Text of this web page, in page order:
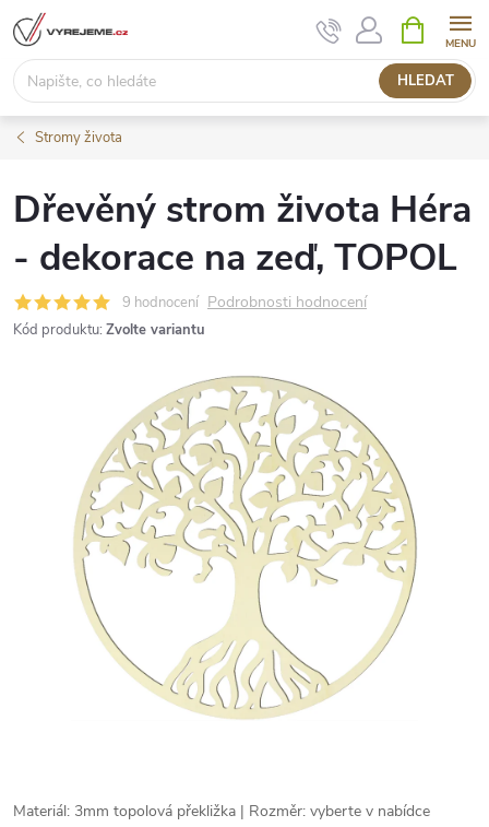
Přejít
na
obsah
HLEDAT
NÁKUPNÍ
KOŠÍK
Stromy života
Dřevěný strom života Héra
- dekorace na zeď, TOPOL
9 hodnocení Podrobnosti hodnocení
Kód produktu: Zvolte variantu
Materiál: 3mm topolová překližka | Rozměr: vyberte v nabídce